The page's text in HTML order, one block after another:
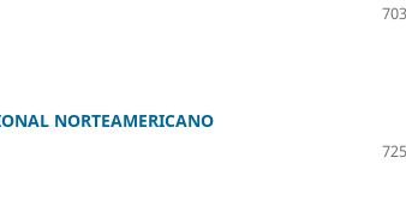
NORTEAMERICANO